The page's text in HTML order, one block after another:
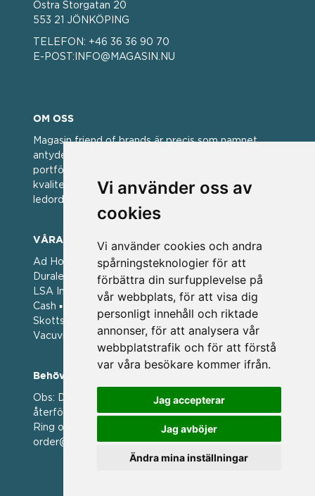
Vi använder oss av
cookies
Vi använder cookies och andra
spårningsteknologier för att
förbättra din surfupplevelse på
vår webbplats, för att visa dig
personligt innehåll och riktade
annonser, för att analysera vår
webbplatstrafik och för att förstå
var våra besökare kommer ifrån.
Jag accepterar
Jag avböjer
Ändra mina inställningar
Östra Storgatan 20
553 21 JÖNKÖPING
TELEFON: +46 36 36 90 70
E-POST: INFO@MAGASIN.NU
OM OSS
Magasin friend of brands är precis som namnet
antyder; en vän av varumärken. Vi har idag en stor
portfölj med välkända varumärken med hög
kvalitet. För oss har kvalitet alltid varit ett av
ledorden och som styrt vår verksamhet.
VÅRA VARUMÄRKEN
Ad Hoc ▪ Bialetti ▪ Cole & Mason ▪ Caps Me ▪
Duralex ▪ Forged ▪ G3 Ferrari ▪ Ken Hom ▪ Kilner ▪
LSA International ▪ Laguiole Style de Vie ▪ Mason
Cash ▪ Pintinox ▪ Plate-it ▪ Price and Kengsington ▪
Skottsberg ▪ Scandinavian Home ▪ Style de Vie ▪
Vacuvin ▪ Viners ▪ Zack ▪ Zyliss
Behöver du hjälp att beställa?
Obs: Detta är en webshop enbart för våra
återförsäljare.
Ring oss på 036 369070 eller mejla till oss på
order@magasin.nu